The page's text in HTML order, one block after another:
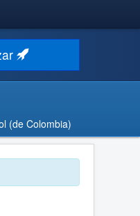
(de Colombia)